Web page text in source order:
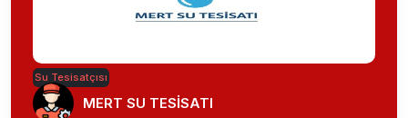
Su Tesisatçısı
MERT SU TESİSATI